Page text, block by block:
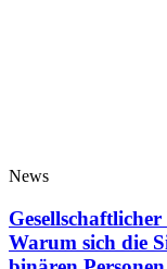
News
Warum sich die